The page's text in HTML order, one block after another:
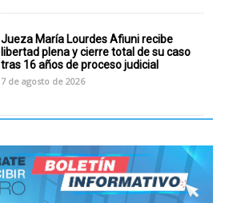
Jueza María Lourdes Afiuni recibe
libertad plena y cierre total de su caso
tras 16 años de proceso judicial
7 de agosto de 2026